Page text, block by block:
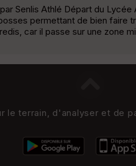
Senlis Athlé Départ du
permettant de bien faire
car il passe sur une zone
le terrain, d'analyser et de